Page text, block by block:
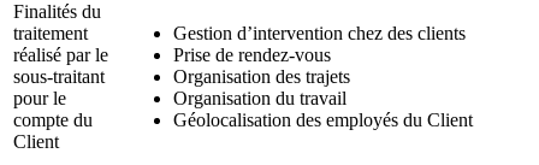
Finalités du
traitement
réalisé par le
sous-traitant
pour le
compte du
Client
Gestion d’intervention chez des clients
Prise de rendez-vous
Organisation des trajets
Organisation du travail
Géolocalisation des employés du Client